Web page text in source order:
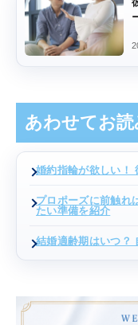
あわせてお
婚約指輪が欲しい！
プロポーズに前触れ
たい準備を紹介
結婚適齢期はいつ？